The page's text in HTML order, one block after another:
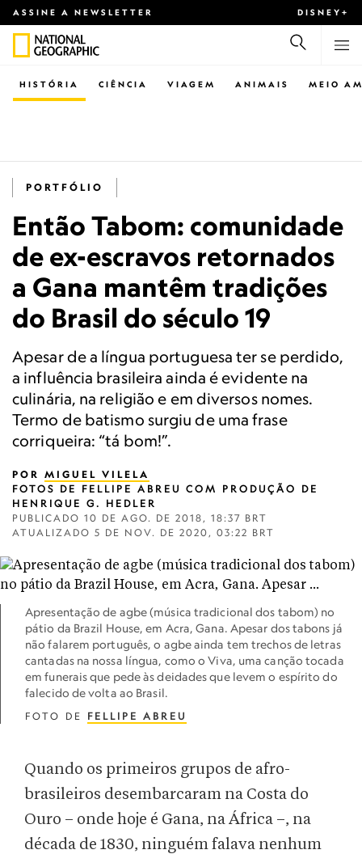
ASSINE A NEWSLETTER DISNEY+
CIÊNCIA VIAGEM ANIMAIS
HISTÓRIA MEIO
PORTFÓLIO
Então Tabom: comunidade
de ex-escravos retornados
a Gana mantêm tradições
do Brasil do século 19
Apesar de a língua portuguesa ter se perdido,
a influência brasileira ainda é evidente na
culinária, na religião e em diversos nomes.
Termo de batismo surgiu de uma frase
corriqueira: “tá bom!”.
POR MIGUEL VILELA
FOTOS DE FELLIPE ABREU COM PRODUÇÃO DE
HENRIQUE G. HEDLER
PUBLICADO 10 DE AGO. DE 2018, 18:37 BRT
ATUALIZADO 5 DE NOV. DE 2020, 03:22 BRT
Apresentação de agbe (música tradicional dos tabom) no
pátio da Brazil House, em Acra, Gana. Apesar dos tabons já
não falarem português, o agbe ainda tem trechos de letras
cantadas na nossa língua, como o Viva, uma canção tocada
em funerais que pede às deidades que levem o espírito do
falecido de volta ao Brasil.
FOTO DE FELLIPE ABREU
Quando os primeiros grupos de afro-
brasileiros desembarcaram na Costa do
Ouro – onde hoje é Gana, na África –, na
década de 1830, ninguém falava nenhum